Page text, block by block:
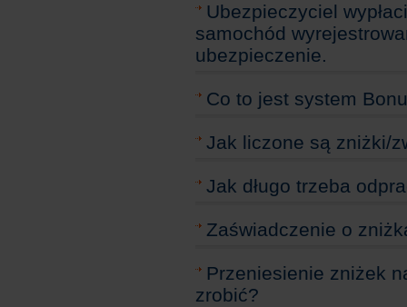
Ubezpieczyciel
samochód
ubezpieczenie.
Co to jest system
Jak liczone są zniżki/
Jak długo trzeba
Zaświadczenie o
Przeniesienie zniżek
zrobić?